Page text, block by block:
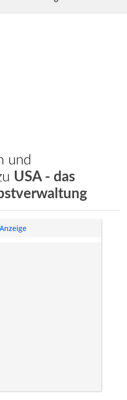
USA - das
Anzeige